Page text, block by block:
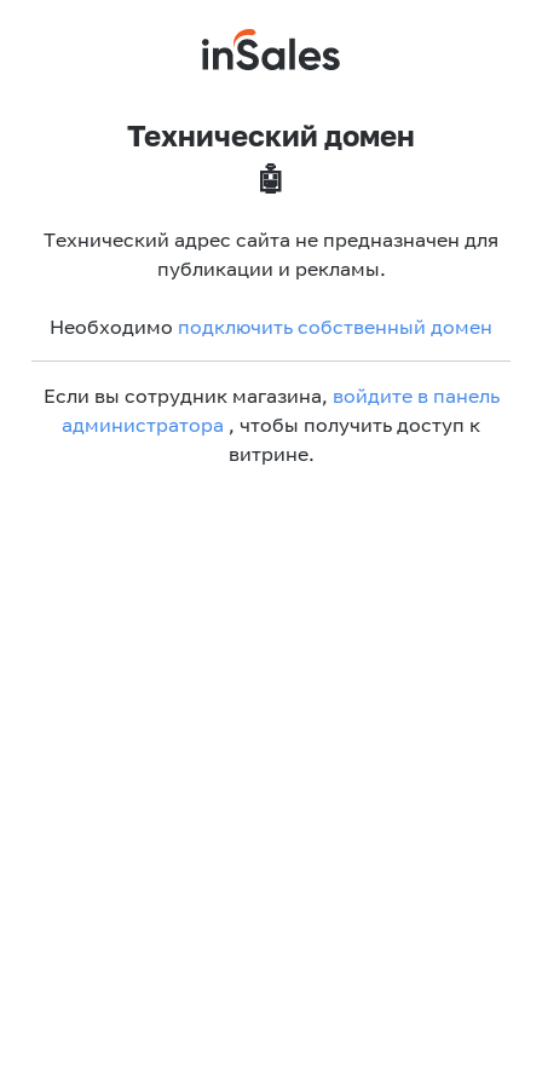
Технический домен
🤖
Технический адрес сайта не предназначен для
публикации и рекламы.
Необходимо подключить собственный домен
Если вы сотрудник магазина, войдите в панель
администратора , чтобы получить доступ к
витрине.